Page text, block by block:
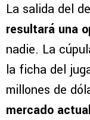
La salida del
resultará una
nadie. La
la ficha del
millones de
mercado